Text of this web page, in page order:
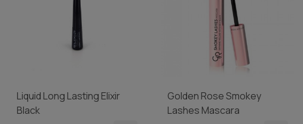
Liquid Long Lasting Elixir
Black
Golden Rose Smokey
Lashes Mascara